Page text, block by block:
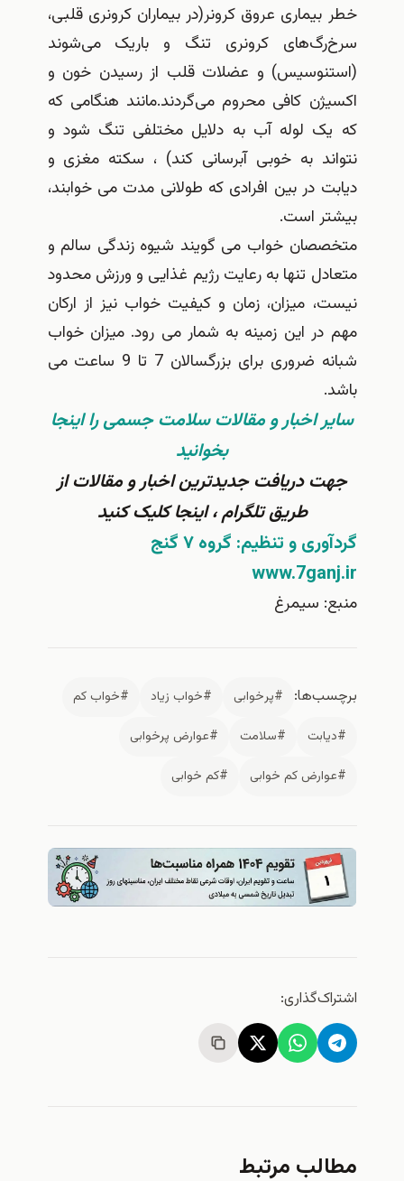
عروق کرونر(در بیماران کرونری قلبی،
کرونری تنگ و باریک می‌شوند
و عضلات قلب از رسیدن خون و
کافی محروم می‌گردند.مانند هنگامی که
لوله آب به دلایل مختلفی تنگ شود و
به خوبی آبرسانی کند) ، سکته مغزی و
در بین افرادی که طولانی مدت می خوابند،
است.
خواب می گویند شیوه زندگی سالم و
تنها به رعایت رژیم غذایی و ورزش محدود
میزان، زمان و کیفیت خواب نیز از ارکان
این زمینه به شمار می رود. میزان خواب
شبانه ضروری برای بزرگسالان 7 تا 9 ساعت می
اخبار و مقالات سلامت جسمی را اینجا
دریافت جدیدترین اخبار و مقالات از
طریق تلگرام ، اینجا کلیک کنید
و تنظیم: گروه ۷ گنج
سیمرغ
#پر‌خوابی #خواب زیاد
#خواب کم
#سلامت
#عوارض پرخوابی
کم خوابی
#کم خوابی
مرتبط